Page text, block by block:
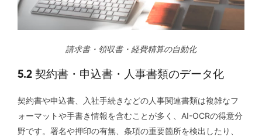
請求書・領収書・経費精算の自動化
5.2 契約書・申込書・人事書類のデータ化
契約書や申込書、入社手続きなどの人事関連書類は複雑なフ
ォーマットや手書き情報を含むことが多く、AI-OCRの得意分
野です。署名や押印の有無、条項の重要箇所を検出したり、